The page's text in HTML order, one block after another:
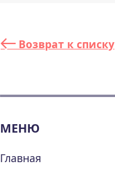
Возврат к списку
МЕНЮ
Главная